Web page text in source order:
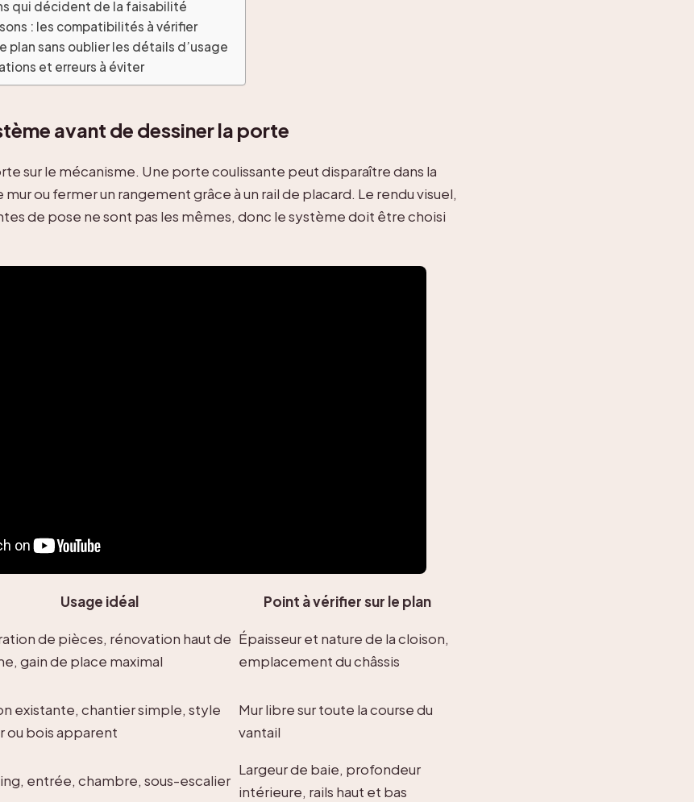
qui décident de la faisabilité
: les compatibilités à vérifier
plan sans oublier les détails d’usage
et erreurs à éviter
avant de dessiner la porte
sur le mécanisme. Une porte coulissante peut disparaître dans la
ou fermer un rangement grâce à un rail de placard. Le rendu visuel,
de pose ne sont pas les mêmes, donc le système doit être choisi
Usage idéal
Point à vérifier sur le plan
de pièces, rénovation haut de
gain de place maximal
Épaisseur et nature de la cloison,
emplacement du châssis
existante, chantier simple, style
ou bois apparent
Mur libre sur toute la course du
vantail
entrée, chambre, sous-escalier
Largeur de baie, profondeur
intérieure, rails haut et bas